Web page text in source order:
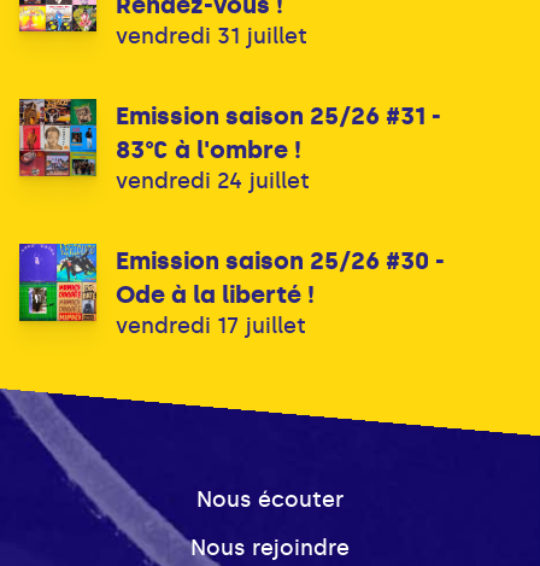
vendredi 31 juillet
Emission saison 25/26 #31 -
83°C à l'ombre !
vendredi 24 juillet
Emission saison 25/26 #30 -
Ode à la liberté !
vendredi 17 juillet
Nous écouter
Nous rejoindre